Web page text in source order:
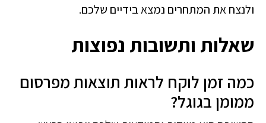
ולנצח את המתחרים נמצא בידיים שלכם.
שאלות ותשובות נפוצות
כמה זמן לוקח לראות תוצאות מפרסום
ממומן בגוגל?